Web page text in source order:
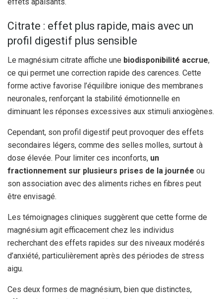
Citrate : effet plus rapide, mais avec un
profil digestif plus sensible
Le magnésium citrate affiche une biodisponibilité accrue,
ce qui permet une correction rapide des carences. Cette
forme active favorise l’équilibre ionique des membranes
neuronales, renforçant la stabilité émotionnelle en
diminuant les réponses excessives aux stimuli anxiogènes.
Cependant, son profil digestif peut provoquer des effets
secondaires légers, comme des selles molles, surtout à
dose élevée. Pour limiter ces inconforts, un
fractionnement sur plusieurs prises de la journée ou
son association avec des aliments riches en fibres peut
être envisagé.
Les témoignages cliniques suggèrent que cette forme de
magnésium agit efficacement chez les individus
recherchant des effets rapides sur des niveaux modérés
d’anxiété, particulièrement après des périodes de stress
aigu.
Ces deux formes de magnésium, bien que distinctes,